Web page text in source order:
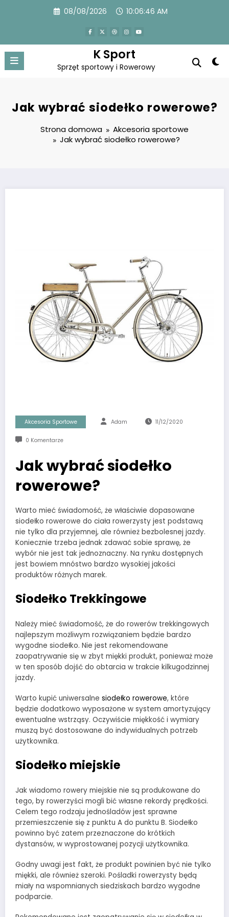
08/08/2026 10:06:47 AM
K Sport
Sprzęt sportowy i Rowerowy
Jak wybrać siodełko rowerowe?
Strona domowa
Akcesoria sportowe
Jak wybrać siodełko rowerowe?
Akcesoria Sportowe Adam 11/12/2020
0 Komentarze
Jak wybrać siodełko
rowerowe?
Warto mieć świadomość, że właściwie dopasowane
siodełko rowerowe do ciała rowerzysty jest podstawą
nie tylko dla przyjemnej, ale również bezbolesnej jazdy.
Koniecznie trzeba jednak zdawać sobie sprawę, że
wybór nie jest tak jednoznaczny. Na rynku dostępnych
jest bowiem mnóstwo bardzo wysokiej jakości
produktów różnych marek.
Siodełko Trekkingowe
Należy mieć świadomość, że do rowerów trekkingowych
najlepszym możliwym rozwiązaniem będzie bardzo
wygodne siodełko. Nie jest rekomendowane
zaopatrywanie się w zbyt miękki produkt, ponieważ może
w ten sposób dojść do obtarcia w trakcie kilkugodzinnej
jazdy.
Warto kupić uniwersalne siodełko rowerowe, które
będzie dodatkowo wyposażone w system amortyzujący
ewentualne wstrząsy. Oczywiście miękkość i wymiary
muszą być dostosowane do indywidualnych potrzeb
użytkownika.
Siodełko miejskie
Jak wiadomo rowery miejskie nie są produkowane do
tego, by rowerzyści mogli bić własne rekordy prędkości.
Celem tego rodzaju jednośladów jest sprawne
przemieszczenie się z punktu A do punktu B. Siodełko
powinno być zatem przeznaczone do krótkich
dystansów, w wyprostowanej pozycji użytkownika.
Godny uwagi jest fakt, że produkt powinien być nie tylko
miękki, ale również szeroki. Pośladki rowerzysty będą
miały na wspomnianych siedziskach bardzo wygodne
podparcie.